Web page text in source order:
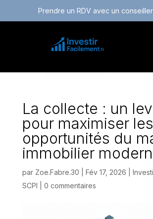
Prendre un RDV avec un
La collecte : un
pour maximiser les
opportunités du
immobilier
par Zoe.Fabre.30 Fév 17, 2026
SCPI
0 commentaires